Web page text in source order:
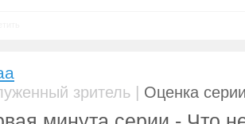
зритель | Оценка